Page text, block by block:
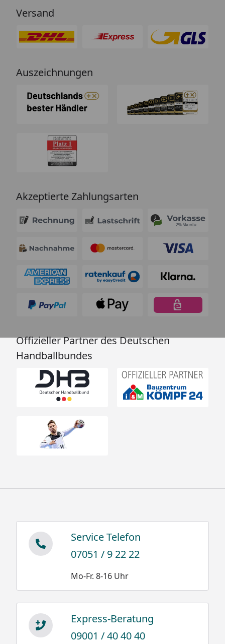
Versand
Auszeichnungen
Akzeptierte Zahlungsarten
Offizieller Partner des Deutschen
Handballbundes
Service Telefon
07051 / 9 22 22
Mo-Fr. 8-16 Uhr
Express-Beratung
09001 / 40 40 40